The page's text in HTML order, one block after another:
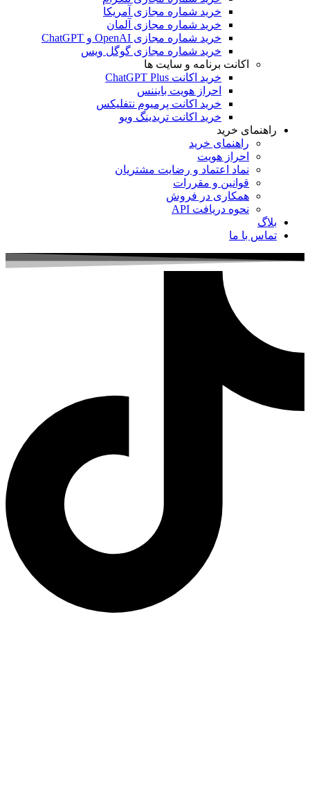
خرید شماره مجازی آمریکا
خرید شماره مجازی آلمان
خرید شماره مجازی OpenAI و ChatGPT
خرید شماره مجازی گوگل ویس
اکانت برنامه و سایت ها
خرید اکانت ChatGPT Plus
احراز هویت بایننس
خرید اکانت پرمیوم نتفلیکس
خرید اکانت تریدینگ ویو
راهنمای خرید
راهنمای خرید
احراز هویت
نماد اعتماد و رضایت مشتریان
قوانین و مقررات
همکاری در فروش
نحوه دریافت API
بلاگ
تماس با ما